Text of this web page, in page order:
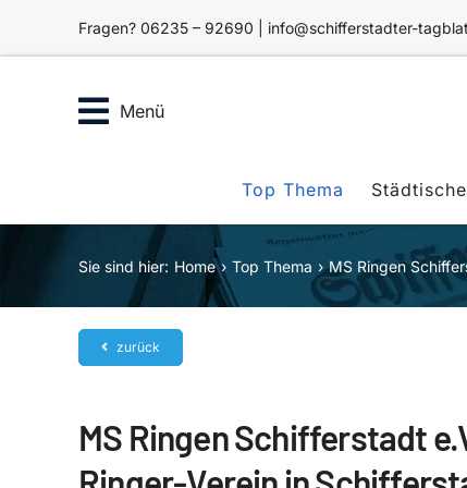
Fragen? 06235 – 92690 | info@schifferstadter-
Menü
Top Thema
Sie sind hier: Home Top Thema MS Ringen
zurück
MS Ringen Schifferstadt